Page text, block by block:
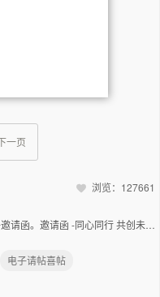
一页
会议/展览商务电子邀请函。会议/展览商务电子邀请函。邀请函 -同心同行 共创未来- --Time-- XXXX年XX月XX日XX:XX（星期X） --Adress-- XXXXXXX会议大厅XX市XXX区XXX路XX号 勇于开始，才能找到成功的路。
电子请帖喜帖
浏览：127661